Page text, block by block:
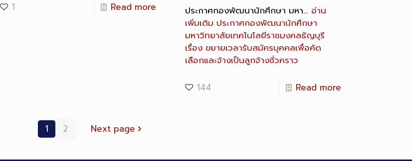
1 Read more ประกาศกองพัฒนานักศึกษา มหา… อ่าน
เพิ่มเติม ประกาศกองพัฒนานักศึกษา
มหาวิทยาลัยเทคโนโลยีราชมงคลธัญบุรี
เรื่อง ขยายเวลารับสมัครบุคคลเพื่อคัด
เลือกและจ้างเป็นลูกจ้างชั่วคราว
144 Read more
1 2 Next page